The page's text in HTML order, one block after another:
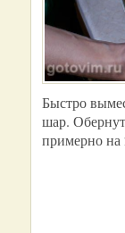
Быстро
шар.
примерно на